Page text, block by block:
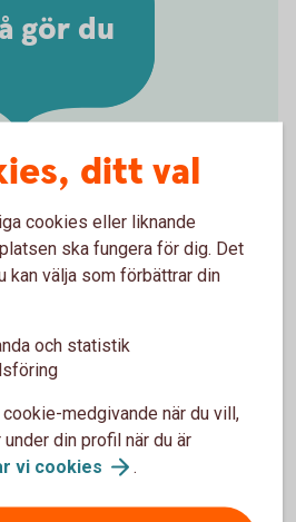
gör du
i butik eller
när du beställde ditt nya
ersättningskort med samma
uttagsautomat eller butik. Du
in kortet i kortläsaren och
kan du blippa kortet som
ditt val
cookies eller liknande
ska fungera för dig. Det
kan välja som förbättrar din
och statistik
medgivande när du vill,
din profil när du är
vi cookies .